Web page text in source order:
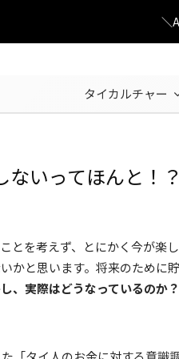
＼
タイカルチャー
ないってほんと！？
とを考えず、とにかく今が楽
かと思います。将来のために
、実際はどうなっているのか